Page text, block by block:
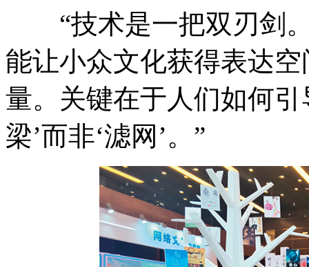
“技术是一把双刃剑。
能让小众文化获得表达
量。关键在于人们如何
梁’而非‘滤网’。”